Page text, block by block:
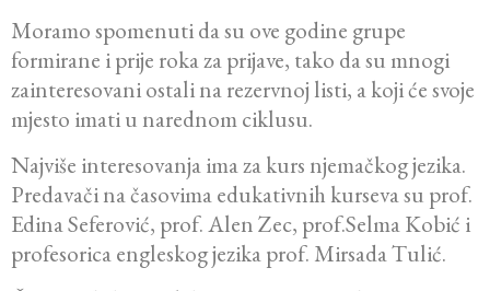
Moramo spomenuti da su ove godine grupe
formirane i prije roka za prijave, tako da su mnogi
zainteresovani ostali na rezervnoj listi, a koji će svoje
mjesto imati u narednom ciklusu.
Najviše interesovanja ima za kurs njemačkog jezika.
Predavači na časovima edukativnih kurseva su prof.
Edina Seferović, prof. Alen Zec, prof.Selma Kobić i
profesorica engleskog jezika prof. Mirsada Tulić.